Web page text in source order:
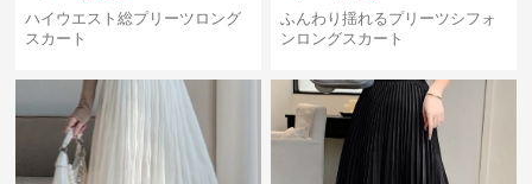
ハイウエスト総プリーツロング
スカート
ふんわり揺れるプリーツシフォ
ンロングスカート